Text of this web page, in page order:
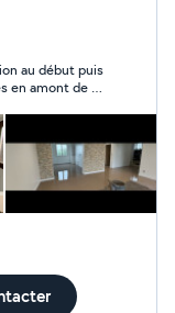
au début puis
en amont de la
& nous a
prestations